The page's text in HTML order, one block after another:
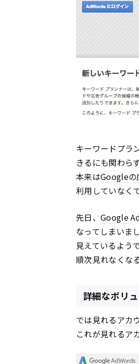
キーワードプラ
きるにも関わら
本来はGoogleの
利用していなく
先日、 Google
なってしまいま
見えているよう
順次見れなくな
詳細なボリ
では見れるアカ
これが見れるア